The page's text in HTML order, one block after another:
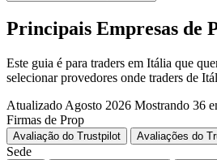
Principais Empresas de
Este guia é para traders em Itália que
selecionar provedores onde traders de
Atualizado Agosto 2026 Mostrando 36
Firmas de Prop
Avaliação do Trustpilot Avaliações do
Sede